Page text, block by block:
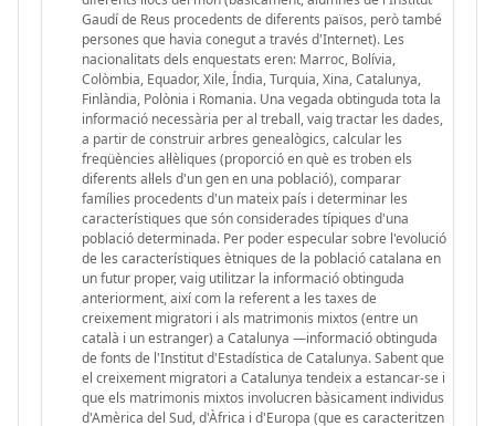
Gaudí de Reus procedents de diferents països, però també
persones que havia conegut a través d'Internet). Les
nacionalitats dels enquestats eren: Marroc, Bolívia,
Colòmbia, Equador, Xile, Índia, Turquia, Xina, Catalunya,
Finlàndia, Polònia i Romania. Una vegada obtinguda tota la
informació necessària per al treball, vaig tractar les dades,
a partir de construir arbres genealògics, calcular les
freqüències al·lèliques (proporció en què es troben els
diferents al·lels d'un gen en una població), comparar
famílies procedents d'un mateix país i determinar les
característiques que són considerades típiques d'una
població determinada. Per poder especular sobre l'evolució
de les característiques ètniques de la població catalana en
un futur proper, vaig utilitzar la informació obtinguda
anteriorment, així com la referent a les taxes de
creixement migratori i als matrimonis mixtos (entre un
català i un estranger) a Catalunya —informació obtinguda
de fonts de l'Institut d'Estadística de Catalunya. Sabent que
el creixement migratori a Catalunya tendeix a estancar-se i
que els matrimonis mixtos involucren bàsicament individus
d'Amèrica del Sud, d'Àfrica i d'Europa (que es caracteritzen